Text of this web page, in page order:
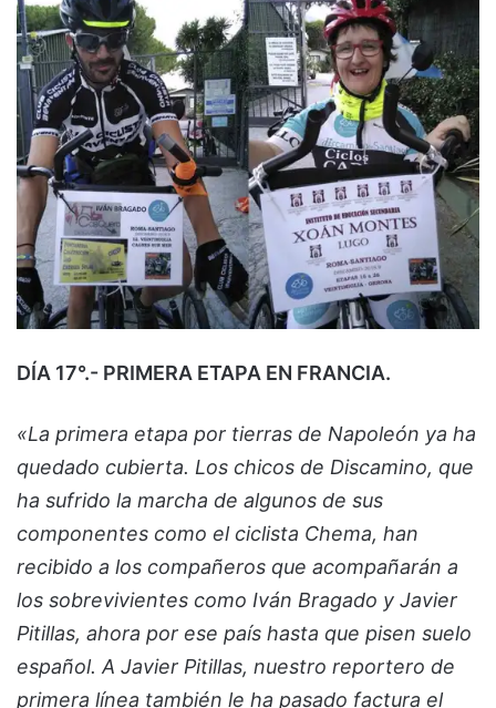
DÍA 17°.- PRIMERA ETAPA EN FRANCIA.
«La primera etapa por tierras de Napoleón ya ha
quedado cubierta. Los chicos de Discamino, que
ha sufrido la marcha de algunos de sus
componentes como el ciclista Chema, han
recibido a los compañeros que acompañarán a
los sobrevivientes como Iván Bragado y Javier
Pitillas, ahora por ese país hasta que pisen suelo
español. A Javier Pitillas, nuestro reportero de
primera línea también le ha pasado factura el